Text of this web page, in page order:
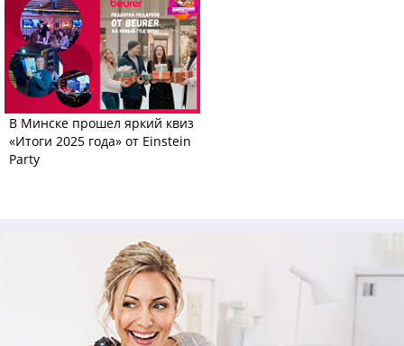
В Минске прошел яркий квиз
«Итоги 2025 года» от Einstein
Party